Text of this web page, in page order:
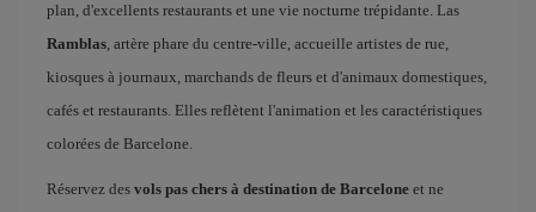
plan, d'excellents restaurants et une vie nocturne trépidante. Las
Ramblas, artère phare du centre-ville, accueille artistes de rue,
kiosques à journaux, marchands de fleurs et d'animaux domestiques,
cafés et restaurants. Elles reflètent l'animation et les caractéristiques
colorées de Barcelone.
Réservez des vols pas chers à destination de Barcelone et ne